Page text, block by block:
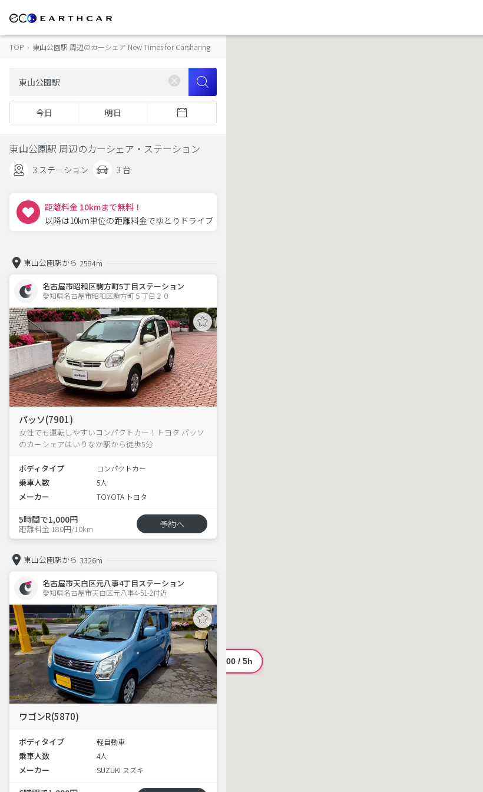
TOP › 東山公園駅 周辺のカーシェア New Times for Carsharing
今日 明日
東山公園駅 周辺のカーシェア・ステーション
3 ステーション 3 台
距離料金 10kmまで無料！
以降は10km単位の距離料金でゆとりドライブ
東山公園駅から 2584m
名古屋市昭和区駒方町5丁目ステーション
愛知県名古屋市昭和区駒方町５丁目２０
パッソ(7901)
女性でも運転しやすいコンパクトカー！トヨタ パッソ
のカーシェアはいりなか駅から徒歩5分
ボディタイプ コンパクトカー
乗車人数 5人
メーカー TOYOTA トヨタ
5時間で1,000円
距離料金 180円/10km 予約へ
東山公園駅から 3326m
名古屋市天白区元八事4丁目ステーション
愛知県名古屋市天白区元八事4-51-2付近
ワゴンR(5870)
ボディタイプ 軽自動車
乗車人数 4人
メーカー SUZUKI スズキ